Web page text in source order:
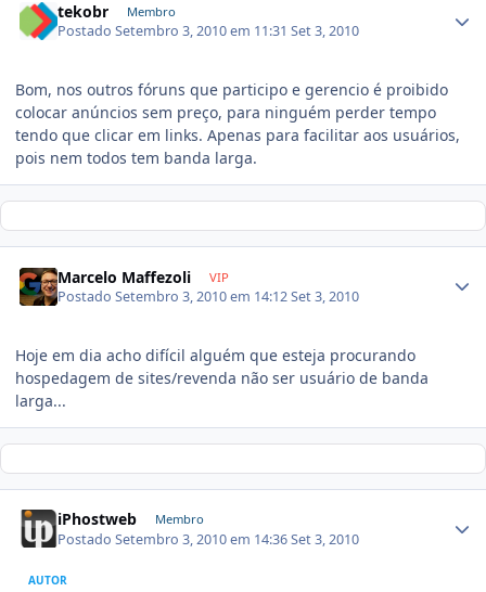
tekobr Membro
PostadoSetembro 3, 2010 em 11:31Set 3, 2010
Bom, nos outros fóruns que participo e gerencio é proibido
colocar anúncios sem preço, para ninguém perder tempo
tendo que clicar em links. Apenas para facilitar aos usuários,
pois nem todos tem banda larga.
Marcelo Maffezoli VIP
PostadoSetembro 3, 2010 em 14:12Set 3, 2010
Hoje em dia acho difícil alguém que esteja procurando
hospedagem de sites/revenda não ser usuário de banda
larga...
iPhostweb Membro
PostadoSetembro 3, 2010 em 14:36Set 3, 2010
AUTOR